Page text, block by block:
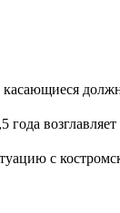
года
с